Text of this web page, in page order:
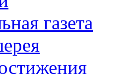
газета